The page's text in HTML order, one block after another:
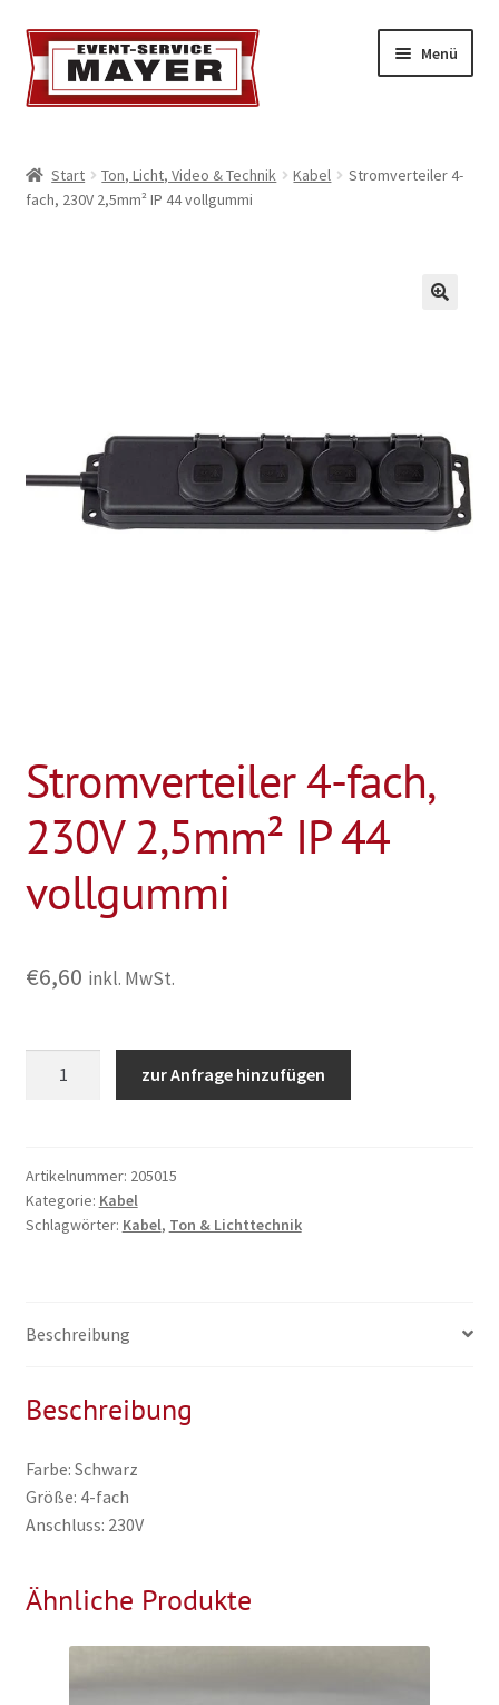
Menü
Event-Service
Impressum
Geschäftsbedingungen
Start Ton, Licht, Video & Technik Kabel
Stromverteiler 4-
fach, 230V 2,5mm² IP 44 vollgummi
Stromverteiler 4-fach,
230V 2,5mm² IP 44
vollgummi
€6,60 inkl. MwSt.
2,5mm²
IP
44
zur Anfrage hinzufügen
Artikelnummer: 205015
Kategorie: Kabel
Schlagwörter: Kabel, Ton & Lichttechnik
Beschreibung
Beschreibung
Farbe: Schwarz
Größe: 4-fach
Anschluss: 230V
Ähnliche Produkte